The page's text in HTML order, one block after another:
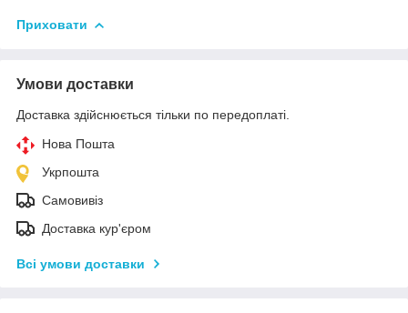
Приховати
Умови доставки
Доставка здійснюється тільки по передоплаті.
Нова Пошта
Укрпошта
Самовивіз
Доставка кур'єром
Всі умови доставки